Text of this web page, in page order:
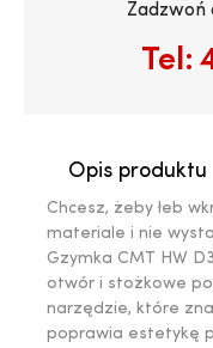
Zadzwoń
Tel:
Opis produktu
Chcesz, żeby łeb
materiale i nie
Gzymka CMT HW
otwór i stożkowe
narzędzie, które
poprawia estetykę